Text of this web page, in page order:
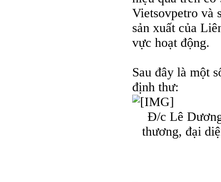
Vietsovpetro và
sản xuất của
vực hoạt động.
Sau đây là một
định thư:
Đ/c Lê
thương, đại